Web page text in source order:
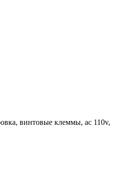
винтовые клеммы, ac 110v,